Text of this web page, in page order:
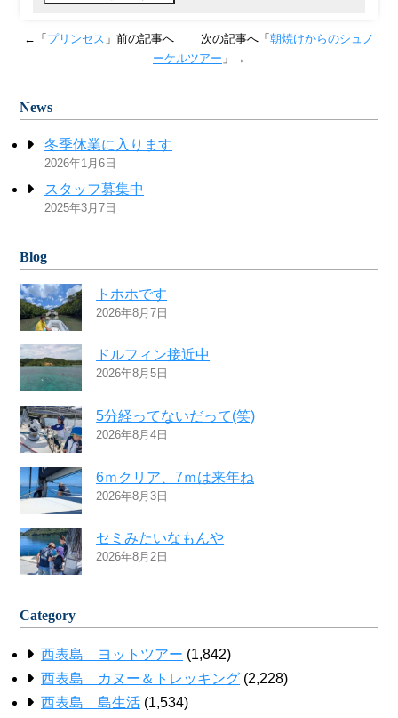
←「 プリンセス 」前の記事へ 次の記事へ「 朝焼けからのシュノ
ーケルツアー 」→
News
冬季休業に入ります
2026年1月6日
スタッフ募集中
2025年3月7日
Blog
トホホです
2026年8月7日
ドルフィン接近中
2026年8月5日
5分経ってないだって(笑)
2026年8月4日
6ｍクリア、7ｍは来年ね
2026年8月3日
セミみたいなもんや
2026年8月2日
Category
西表島 ヨットツアー (1,842)
西表島 カヌー＆トレッキング (2,228)
西表島 島生活 (1,534)